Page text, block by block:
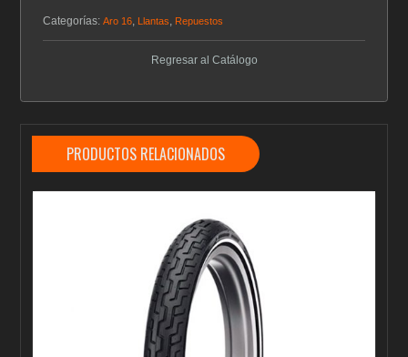
Categorías:Aro 16, Llantas, Repuestos
Regresar al Catálogo
PRODUCTOS RELACIONADOS